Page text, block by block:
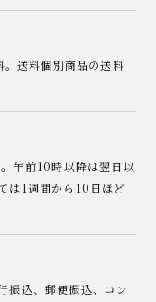
送料個別商品の送料
午前10時以降は翌日以
は1週間から10日ほど
込、郵便振込、コン